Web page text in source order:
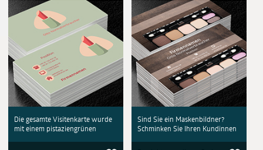
Die gesamte Visitenkarte wurde
mit einem pistaziengrünen
Sind Sie ein Maskenbildner?
Schminken Sie Ihren Kundinnen